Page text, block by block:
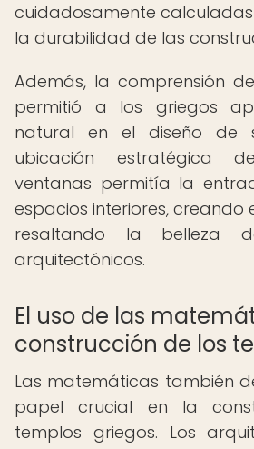
cuidadosamente
la durabilidad de las
Además, la comprensión
permitió a los griegos
natural en el diseño de
ubicación estratégica
ventanas permitía la
espacios interiores, creando
resaltando la belleza
arquitectónicos.
El uso de las
construcción de los
Las matemáticas también
papel crucial en la
templos griegos. Los